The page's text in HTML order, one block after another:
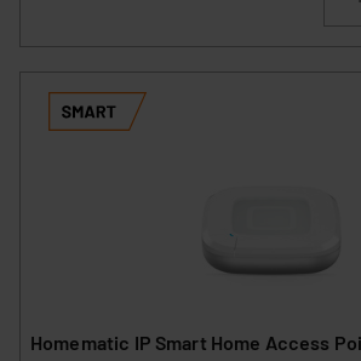
Homematic IP Smart Home Access